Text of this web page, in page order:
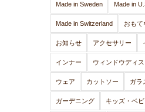
Made in Sweden Made in
Made in Switzerland おもて
お知らせ アクセサリー
インナー ウィンドウディ
ウェア カットソー ガラ
ガーデニング キッズ・ベビ